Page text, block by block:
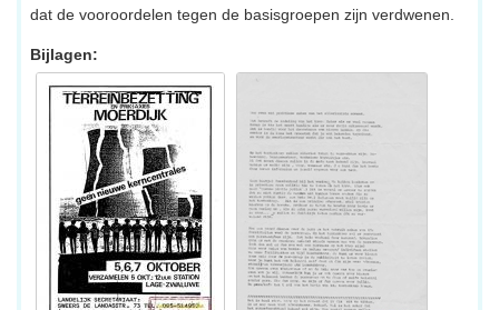
dat de vooroordelen tegen de basisgroepen zijn verdwenen.
Bijlagen: